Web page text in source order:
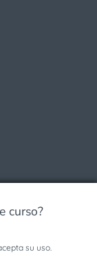
curso?
su uso.